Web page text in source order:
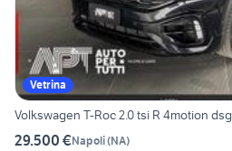
Vetrina
Volkswagen T-Roc 2.0 tsi R 4motion dsg
29.500 €Napoli(NA)